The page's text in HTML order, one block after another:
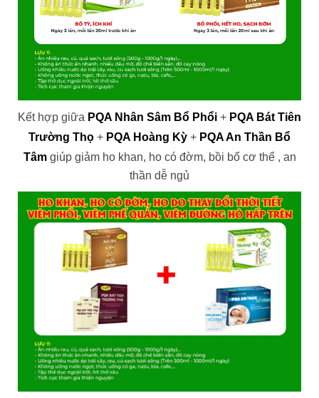
Kết hợp giữa PQA Nhân Sâm Bổ Phổi + PQA Bát Tiên
Trường Thọ + PQA Hoàng Kỳ + PQA An Thần Bổ
Tâmgiúp giảm ho khan, ho có đờm, bồi bổ cơ thể , an
thần dễ ngủ